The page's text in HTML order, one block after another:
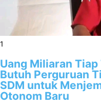
1
Uang Miliaran
Butuh Perguruan
SDM untuk
Otonom Baru